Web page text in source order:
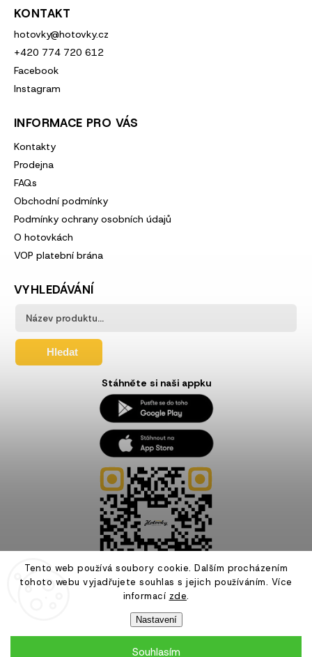
Tento web používá soubory cookie. Dalším procházením
tohoto webu vyjadřujete souhlas s jejich používáním. Více
informací zde.
Nastavení
Souhlasím
KONTAKT
hotovky@hotovky.cz
+420 774 720 612
Facebook
Instagram
INFORMACE PRO VÁS
Kontakty
Prodejna
FAQs
Obchodní podmínky
Podmínky ochrany osobních údajů
O hotovkách
VOP platební brána
VYHLEDÁVÁNÍ
Hledat
Stáhněte si naši appku